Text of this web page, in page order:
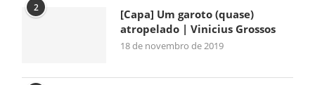
2
[Capa] Um garoto (quase)
atropelado | Vinicius Grossos
18 de novembro de 2019